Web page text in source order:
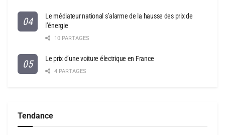
Le médiateur national s’alarme de la hausse des prix de
l’énergie
10 PARTAGES
Le prix d’une voiture électrique en France
4 PARTAGES
Tendance